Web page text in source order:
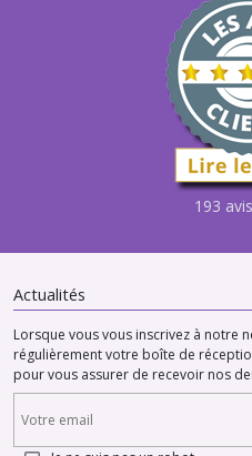
193
Actualités
Lorsque vous vous inscrivez à notre
régulièrement votre boîte de
pour vous assurer de recevoir nos